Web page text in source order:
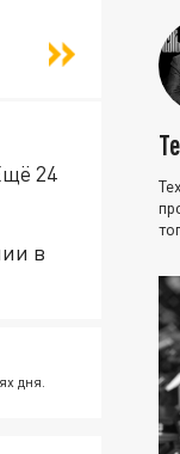
24
в
дня.